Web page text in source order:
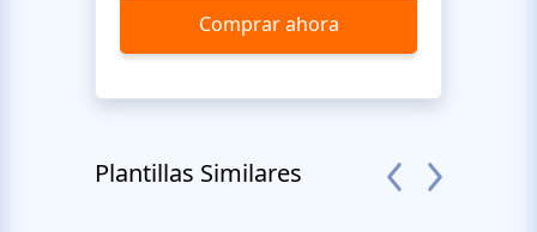
Comprar ahora
Plantillas Similares